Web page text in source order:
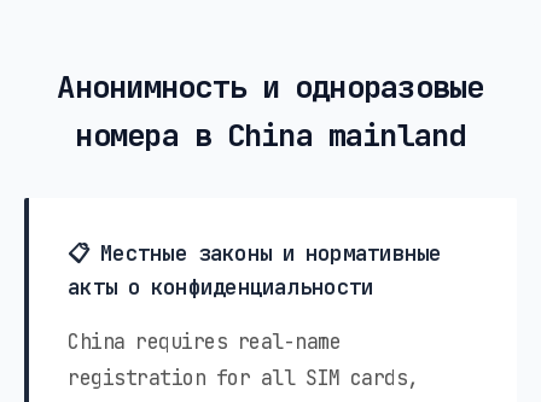
Анонимность и одноразовые
номера в China mainland
📋 Местные законы и нормативные
акты о конфиденциальности
China requires real-name
registration for all SIM cards,